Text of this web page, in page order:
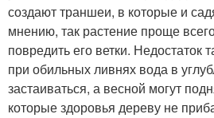
создают траншеи, в которые и
мнению, так растение проще
повредить его ветки. Недостаток
при обильных ливнях вода в
застаиваться, а весной могут
которые здоровья дереву не